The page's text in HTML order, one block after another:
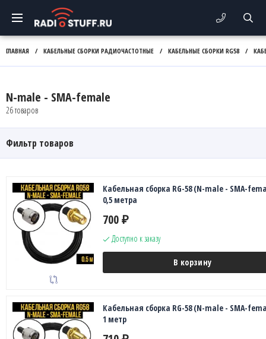
ГЛАВНАЯ / КАБЕЛЬНЫЕ СБОРКИ РАДИОЧАСТОТНЫЕ / КАБЕЛЬНЫЕ СБОРКИ RG58 /
N-male - SMA-female
26 товаров
Фильтр товаров
Кабельная сборка RG-58 (N-male - SMA-
0,5 метра
700 ₽
Доступно к заказу
В корзину
Кабельная сборка RG-58 (N-male - SMA-
1 метр